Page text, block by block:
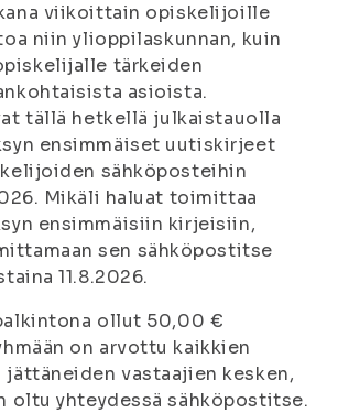
viikoittain opiskelijoille
niin ylioppilaskunnan, kuin
tärkeiden
asioista.
tällä hetkellä julkaistauolla
ensimmäiset uutiskirjeet
sähköposteihin
Mikäli haluat toimittaa
ensimmäisiin kirjeisiin,
sen sähköpostitse
11.8.2026.
ollut 50,00 €
on arvottu kaikkien
vastaajien kesken,
oltu yhteydessä sähköpostitse.